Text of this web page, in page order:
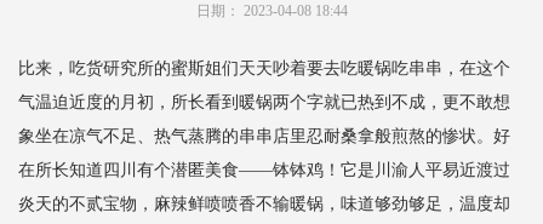
日期： 2023-04-08 18:44
比来，吃货研究所的蜜斯姐们天天吵着要去吃暖锅吃串串，在这个
气温迫近度的月初，所长看到暖锅两个字就已热到不成，更不敢想
象坐在凉气不足、热气蒸腾的串串店里忍耐桑拿般煎熬的惨状。好
在所长知道四川有个潜匿美食——钵钵鸡！它是川渝人平易近渡过
炎天的不贰宝物，麻辣鲜喷喷香不输暖锅，味道够劲够足，温度却